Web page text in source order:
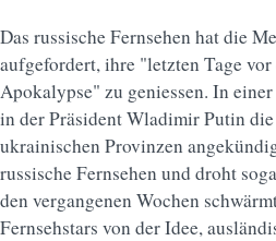
Das russische Fernsehen hat die
aufgefordert, ihre "letzten Tage
Apokalypse" zu geniessen. In
in der Präsident Wladimir Putin
ukrainischen Provinzen
russische Fernsehen und droht
den vergangenen Wochen
Fernsehstars von der Idee,